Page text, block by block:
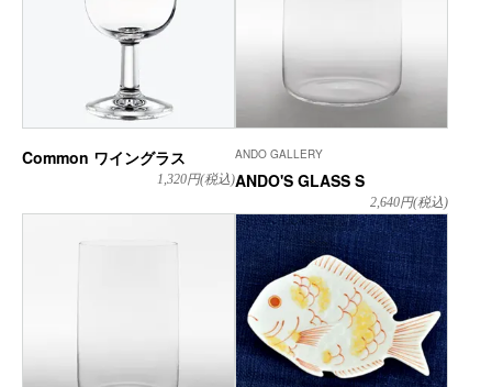
Common ワイングラス
1,320円(税込)
ANDO GALLERY
ANDO'S GLASS S
2,640円(税込)